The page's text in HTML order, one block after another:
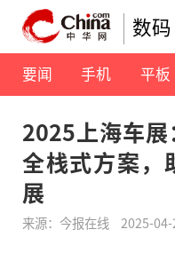
数码
要闻 手机 平板
2025上海车
全栈式方案，
展
来源：今报在线 2025-